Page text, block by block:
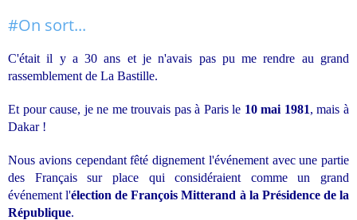
#On sort...
C'était il y a 30 ans et je n'avais pas pu me rendre au grand
rassemblement de La Bastille.
Et pour cause, je ne me trouvais pas à Paris le 10 mai 1981, mais à
Dakar !
Nous avions cependant fêté dignement l'événement avec une partie
des Français sur place qui considéraient comme un grand
événement l'élection de François Mitterand à la Présidence de la
République.